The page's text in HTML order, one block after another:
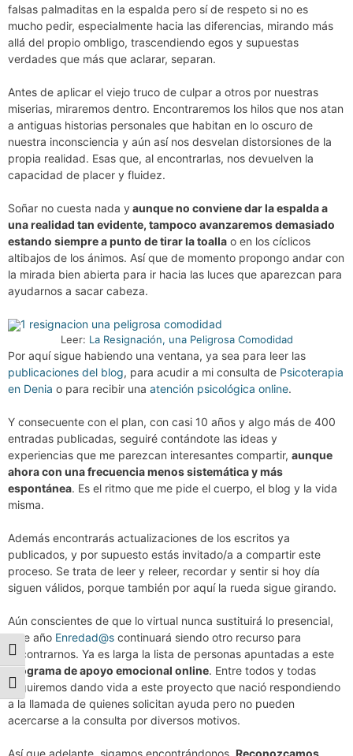
Alternar alto contraste
Alternar tamaño de letra
falsas palmaditas en la espalda pero sí de respeto si no es
mucho pedir, especialmente hacia las diferencias, mirando más
allá del propio ombligo, trascendiendo egos y supuestas
verdades que más que aclarar, separan.
Antes de aplicar el viejo truco de culpar a otros por nuestras
miserias, miraremos dentro. Encontraremos los hilos que nos atan
a antiguas historias personales que habitan en lo oscuro de
nuestra inconsciencia y aún así nos desvelan distorsiones de la
propia realidad. Esas que, al encontrarlas, nos devuelven la
capacidad de placer y fluidez.
Soñar no cuesta nada yaunque no conviene dar la espalda a
una realidad tan evidente, tampoco avanzaremos demasiado
estando siempre a punto de tirar la toalla o en los cíclicos
altibajos de los ánimos. Así que de momento propongo andar con
la mirada bien abierta para ir hacia las luces que aparezcan para
ayudarnos a sacar cabeza.
Leer: La Resignación, una Peligrosa Comodidad
Por aquí sigue habiendo una ventana, ya sea para leer las
publicaciones del blog, para acudir a mi consulta de Psicoterapia
en Denia o para recibir una atención psicológica online.
Y consecuente con el plan, con casi 10 años y algo más de 400
entradas publicadas, seguiré contándote las ideas y
experiencias que me parezcan interesantes compartir, aunque
ahora con una frecuencia menos sistemática y más
espontánea. Es el ritmo que me pide el cuerpo, el blog y la vida
misma.
Además encontrarás actualizaciones de los escritos ya
publicados, y por supuesto estás invitado/a a compartir este
proceso. Se trata de leer y releer, recordar y sentir si hoy día
siguen válidos, porque también por aquí la rueda sigue girando.
Aún conscientes de que lo virtual nunca sustituirá lo presencial,
este año Enredad@s continuará siendo otro recurso para
encontrarnos. Ya es larga la lista de personas apuntadas a este
programa de apoyo emocional online. Entre todos y todas
seguiremos dando vida a este proyecto que nació respondiendo
a la llamada de quienes solicitan ayuda pero no pueden
acercarse a la consulta por diversos motivos.
Así que adelante, sigamos encontrándonos. Reconozcamos